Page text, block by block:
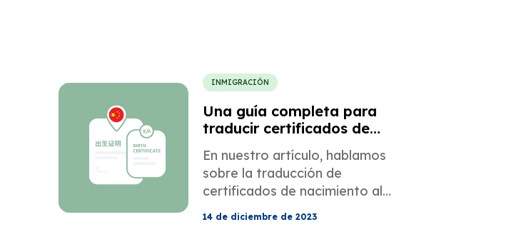
INMIGRACIÓN
Una guía completa para
traducir certificados de
nacimiento chinos
En nuestro artículo, hablamos
sobre la traducción de
certificados de nacimiento al
chino.
14 de diciembre de 2023